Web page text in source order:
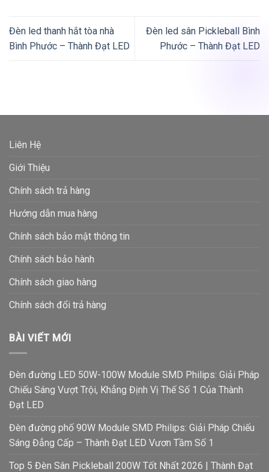
Đèn led thanh hắt tòa nhà
Bình Phước – Thành Đạt LED
Đèn led sân Pickleball Bình
Phước – Thành Đạt LED
Liên Hệ
Giới Thiệu
Chính sách trả hàng
Hướng dẫn mua hàng
Chính sách bảo mật thông tin
Chính sách bảo hành
Chính sách giao hàng
Chính sách đổi trả hàng
BÀI VIẾT MỚI
Đèn đường LED 50W-100W Module SMD Philips: Giải Pháp
Chiếu Sáng Vượt Trội, Khẳng Định Vị Thế Số 1 Của Thành
Đạt LED
Đèn đường phố 90W Module SMD Philips: Giải Pháp Chiếu
Sáng Đẳng Cấp – Thành Đạt LED Vươn Tầm Số 1
Top 5 Đèn Sân Pickleball 200W Tốt Nhất 2026 | Thành Đạt